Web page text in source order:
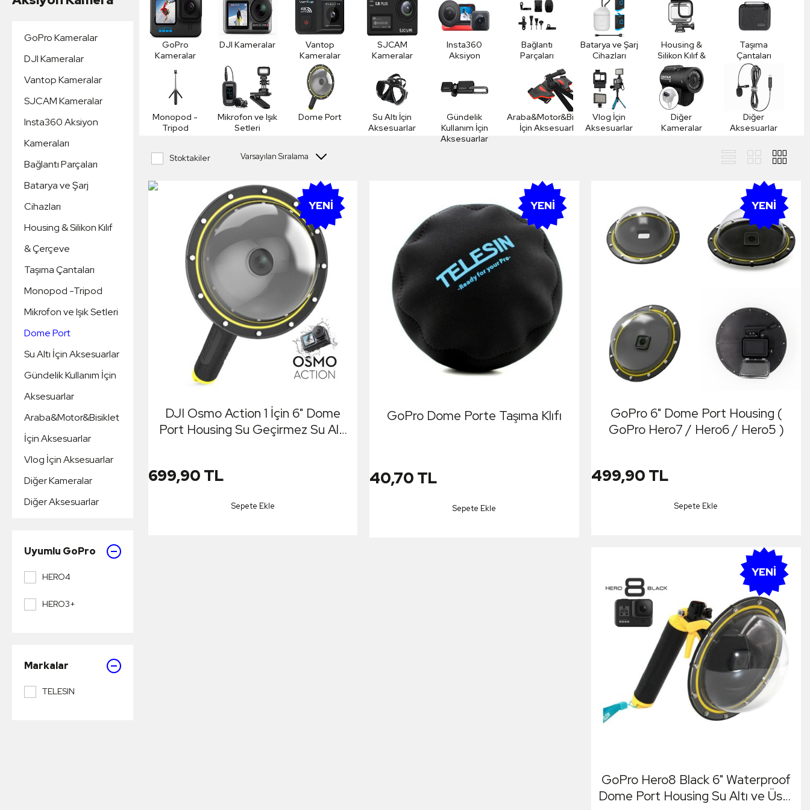
GoPro Kameralar
DJI Kameralar
Vantop Kameralar
SJCAM Kameralar
Insta360 Aksiyon
Kameraları
Bağlantı Parçaları
Batarya ve Şarj
Cihazları
Housing & Silikon Kılıf
& Çerçeve
Taşıma Çantaları
Monopod -Tripod
Mikrofon ve Işık Setleri
Dome Port
Su Altı İçin Aksesuarlar
Gündelik Kullanım İçin
Aksesuarlar
Araba&Motor&Bisiklet
İçin Aksesuarlar
Vlog İçin Aksesuarlar
Diğer Kameralar
Diğer Aksesuarlar
Uyumlu GoPro
HERO4
HERO3+
Markalar
TELESIN
GoPro
Kameralar
DJI Kameralar
Vantop
Kameralar
SJCAM
Kameralar
Insta360
Aksiyon
Bağlantı
Parçaları
Batarya ve Şarj
Cihazları
Housing &
Silikon Kılıf &
Çerçeve
Taşıma
Çantaları
Monopod -
Tripod
Mikrofon ve Işık
Setleri
Dome Port
Su Altı İçin
Aksesuarlar
Gündelik
Kullanım İçin
Aksesuarlar
Araba&Motor&Bisiklet
İçin Aksesuarlar
Vlog İçin
Aksesuarlar
Diğer
Kameralar
Diğer
Aksesuarlar
Stoktakiler
YENI
DJI Osmo Action 1 İçin 6" Dome
Port Housing Su Geçirmez Su Altı
699,90 TL
Sepete Ekle
YENI
GoPro Dome Porte Taşıma Klıfı
40,70 TL
Sepete Ekle
YENI
GoPro 6" Dome Port Housing (
GoPro Hero7 / Hero6 / Hero5 )
499,90 TL
Sepete Ekle
YENI
GoPro Hero8 Black 6" Waterproof
Dome Port Housing Su Altı ve Üstü